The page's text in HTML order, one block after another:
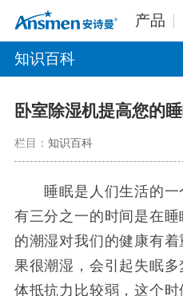
产品
知识百科
卧室除湿机提高您的
栏目： 知识百科
睡眠是人们生活的一
有三分之一的时间是在
的潮湿对我们的健康有
果很潮湿，会引起失眠
体抵抗力比较弱，这个